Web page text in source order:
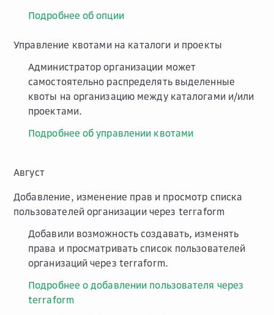
Подробнее об опции
Управление квотами на каталоги и проекты
Администратор организации может
самостоятельно распределять выделенные
квоты на организацию между каталогами и/или
проектами.
Подробнее об управлении квотами
Август
Добавление, изменение прав и просмотр списка
пользователей организации через terraform
Добавили возможность создавать, изменять
права и просматривать список пользователей
организаций через terraform.
Подробнее о добавлении пользователя через
terraform